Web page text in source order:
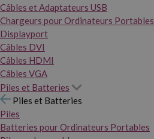
Câbles et Adaptateurs USB
Chargeurs pour Ordinateurs Portables
Displayport
Câbles DVI
Câbles HDMI
Câbles VGA
Piles et Batteries
Piles et Batteries
Piles
Batteries pour Ordinateurs Portables